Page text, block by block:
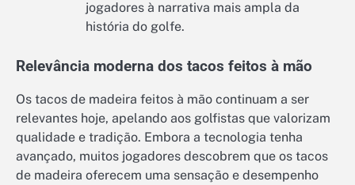
jogadores à narrativa mais ampla da
história do golfe.
Relevância moderna dos tacos feitos à mão
Os tacos de madeira feitos à mão continuam a ser
relevantes hoje, apelando aos golfistas que valorizam
qualidade e tradição. Embora a tecnologia tenha
avançado, muitos jogadores descobrem que os tacos
de madeira oferecem uma sensação e desempenho